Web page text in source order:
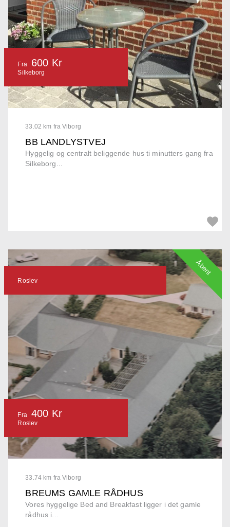
33.02 km fra Viborg
BB LANDLYSTVEJ
Hyggelig og centralt beliggende hus ti minutters gang fra
Silkeborg...
Fra 600 Kr
Silkeborg
33.74 km fra Viborg
BREUMS GAMLE RÅDHUS
Vores hyggelige Bed and Breakfast ligger i det gamle
rådhus i...
Roslev
Fra 400 Kr
Roslev
Åbent